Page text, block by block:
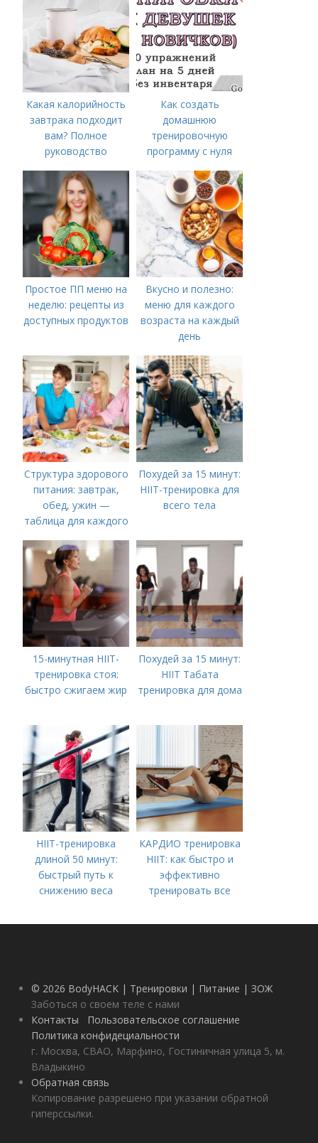
видов
Какая калорийность
завтрака подходит
вам? Полное
руководство
Как создать
домашнюю
тренировочную
программу с нуля
Простое ПП меню на
неделю: рецепты из
доступных продуктов
Вкусно и полезно:
меню для каждого
возраста на каждый
день
Структура здорового
питания: завтрак,
обед, ужин —
таблица для каждого
Похудей за 15 минут:
HIIT-тренировка для
всего тела
15-минутная HIIT-
тренировка стоя:
быстро сжигаем жир
Похудей за 15 минут:
HIIT Табата
тренировка для дома
HIIT-тренировка
длиной 50 минут:
быстрый путь к
снижению веса
КАРДИО тренировка
HIIT: как быстро и
эффективно
тренировать все
© 2026 BodyHACK | Тренировки | Питание | ЗОЖ
Заботься о своем теле с нами
Контакты
Пользовательское соглашение
Политика конфидециальности
г. Москва, СВАО, Марфино, Гостиничная улица 5, м.
Владыкино
Обратная связь
Копирование разрешено при указании обратной
гиперссылки.